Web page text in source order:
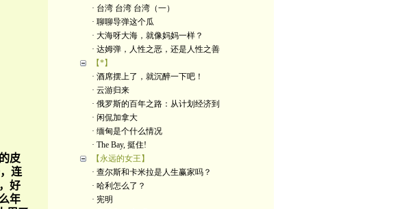
皮
，连
好
年
· 台湾 台湾 台湾（一）
· 聊聊导弹这个瓜
· 大海呀大海，就像妈妈一样？
· 达姆弹，人性之恶，还是人性之善
【*】
· 酒席摆上了，就沉醉一下吧！
· 云游归来
· 俄罗斯的百年之路：从计划经济到
· 闲侃加拿大
· 缅甸是个什么情况
· The Bay, 挺住!
【永远的女王】
· 查尔斯和卡米拉是人生赢家吗？
· 哈利怎么了？
· 宪明